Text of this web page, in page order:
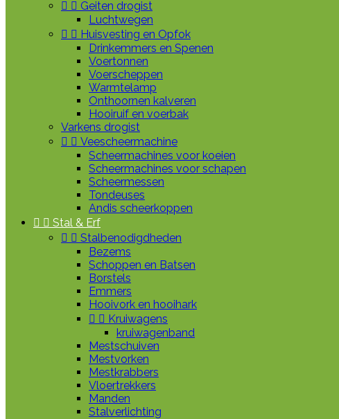
  Geiten drogist
Luchtwegen
  Huisvesting en Opfok
Drinkemmers en Spenen
Voertonnen
Voerscheppen
Warmtelamp
Onthoornen kalveren
Hooiruif en voerbak
Varkens drogist
  Veescheermachine
Scheermachines voor koeien
Scheermachines voor schapen
Scheermessen
Tondeuses
Andis scheerkoppen
  Stal & Erf
  Stalbenodigdheden
Bezems
Schoppen en Batsen
Borstels
Emmers
Hooivork en hooihark
  Kruiwagens
kruiwagenband
Mestschuiven
Mestvorken
Mestkrabbers
Vloertrekkers
Manden
Stalverlichting